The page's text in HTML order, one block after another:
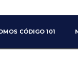
MENU
TO PRIMARY CONTENT
TO SECONDARY CONTENT
CÓDIGO 101